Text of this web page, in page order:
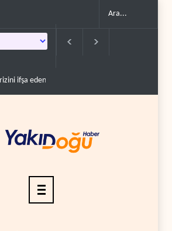
Batı Şeria'da işgalci yerleşimcilere ..